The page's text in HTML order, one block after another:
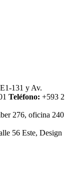
y Av.
Teléfono: +593 2
276, oficina 240
56 Este, Design